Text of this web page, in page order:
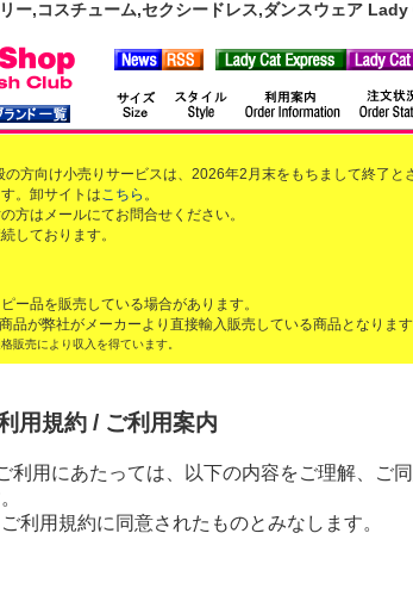
ー,コスチューム,セクシードレス,ダンスウェア Lady
方向け小売りサービスは、2026年2月末をもちまして終了と
。卸サイトはこちら 。
方はメールにてお問合せください。
しております。
ー品を販売している場合があります。
品が弊社がメーカーより直接輸入販売している商品となります
販売により収入を得ています。
用規約 / ご利用案内
利用にあたっては、以下の内容をご理解、ご
利用規約に同意されたものとみなします。